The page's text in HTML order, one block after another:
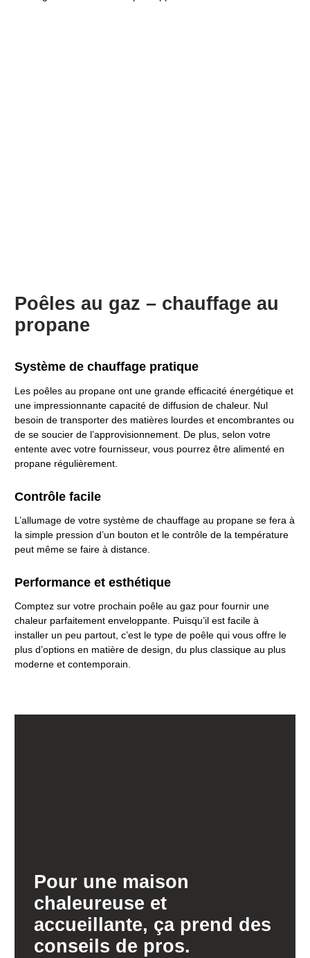
Poêles au gaz – chauffage au
propane
Système de chauffage pratique
Les poêles au propane ont une grande efficacité énergétique et
une impressionnante capacité de diffusion de chaleur. Nul
besoin de transporter des matières lourdes et encombrantes ou
de se soucier de l’approvisionnement. De plus, selon votre
entente avec votre fournisseur, vous pourrez être alimenté en
propane régulièrement.
Contrôle facile
L’allumage de votre système de chauffage au propane se fera à
la simple pression d’un bouton et le contrôle de la température
peut même se faire à distance.
Performance et esthétique
Comptez sur votre prochain poêle au gaz pour fournir une
chaleur parfaitement enveloppante. Puisqu’il est facile à
installer un peu partout, c’est le type de poêle qui vous offre le
plus d’options en matière de design, du plus classique au plus
moderne et contemporain.
Pour une maison
chaleureuse et
accueillante, ça prend des
conseils de pros.